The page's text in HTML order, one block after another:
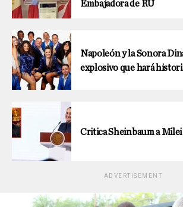
Embajadora de RU
Napoleón y la Sonora
explosivo que hará
Critica Sheinbaum a Milei
ADVERTISEMENT